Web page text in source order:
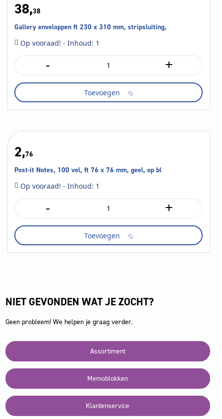
38,38
Gallery enveloppen ft 230 x 310 mm, stripsluiting,
Op vooraad! - Inhoud: 1
-
ft
x
310
stripsluiting,
+
Toevoegen
2,76
Post-it Notes, 100 vel, ft 76 x 76 mm, geel, op bl
Op vooraad! - Inhoud: 1
-
Notes,
vel,
ft
geel,
bl
+
Toevoegen
NIET GEVONDEN WAT JE ZOCHT?
Geen probleem! We helpen je graag verder.
Assortiment
Memoblokken
Klantenservice